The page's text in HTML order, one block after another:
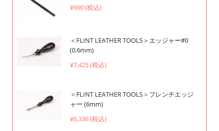
¥990 (税込)
＜FLINT LEATHER TOOLS＞エッジャー#0
(0.6mm)
¥7,425 (税込)
＜FLINT LEATHER TOOLS＞フレンチエッジ
ャー (6mm)
¥6,336 (税込)